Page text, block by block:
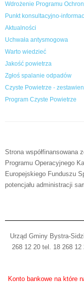
Wdrożenie Programu
Punkt konsultacyjno-
Aktualności
Uchwała antysmogowa
Warto wiedzieć
Jakość powietrza
Zgłoś spalanie odpadów
Czyste Powietrze -
Program Czyste Powietrze
Strona współfinansowana
Programu Operacyjnego
Europejskiego Funduszu
potencjału administracji
Urząd Gminy Bystra-
268 12 20 tel. 18 268 12
Konto bankowe na które